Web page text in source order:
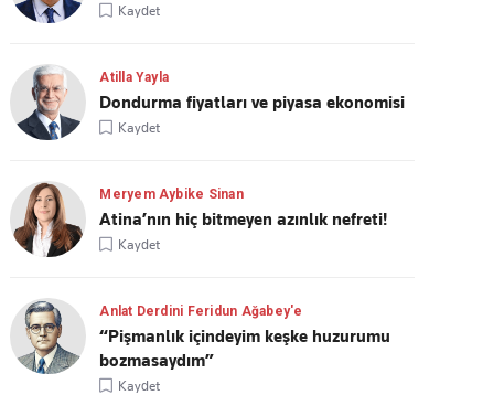
Kaydet
Atilla Yayla
Dondurma fiyatları ve piyasa ekonomisi
Kaydet
Meryem Aybike Sinan
Atina’nın hiç bitmeyen azınlık nefreti!
Kaydet
Anlat Derdini Feridun Ağabey'e
“Pişmanlık içindeyim keşke huzurumu
bozmasaydım”
Kaydet